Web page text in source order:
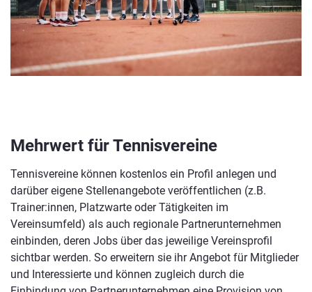
Mehrwert für Tennisvereine
Tennisvereine können kostenlos ein Profil anlegen und
darüber eigene Stellenangebote veröffentlichen (z.B.
Trainer:innen, Platzwarte oder Tätigkeiten im
Vereinsumfeld) als auch regionale Partnerunternehmen
einbinden, deren Jobs über das jeweilige Vereinsprofil
sichtbar werden. So erweitern sie ihr Angebot für Mitglieder
und Interessierte und können zugleich durch die